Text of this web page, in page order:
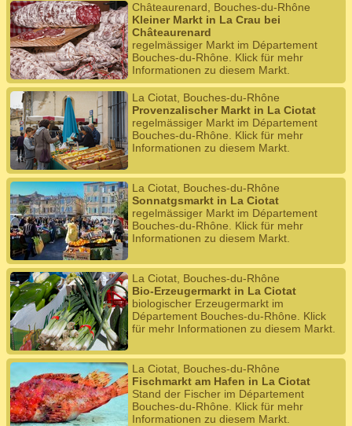
Châteaurenard, Bouches-du-Rhône
Kleiner Markt in La Crau bei
Châteaurenard
regelmässiger Markt im Département
Bouches-du-Rhône. Klick für mehr
Informationen zu diesem Markt.
La Ciotat, Bouches-du-Rhône
Provenzalischer Markt in La Ciotat
regelmässiger Markt im Département
Bouches-du-Rhône. Klick für mehr
Informationen zu diesem Markt.
La Ciotat, Bouches-du-Rhône
Sonnatgsmarkt in La Ciotat
regelmässiger Markt im Département
Bouches-du-Rhône. Klick für mehr
Informationen zu diesem Markt.
La Ciotat, Bouches-du-Rhône
Bio-Erzeugermarkt in La Ciotat
biologischer Erzeugermarkt im
Département Bouches-du-Rhône. Klick
für mehr Informationen zu diesem Markt.
La Ciotat, Bouches-du-Rhône
Fischmarkt am Hafen in La Ciotat
Stand der Fischer im Département
Bouches-du-Rhône. Klick für mehr
Informationen zu diesem Markt.